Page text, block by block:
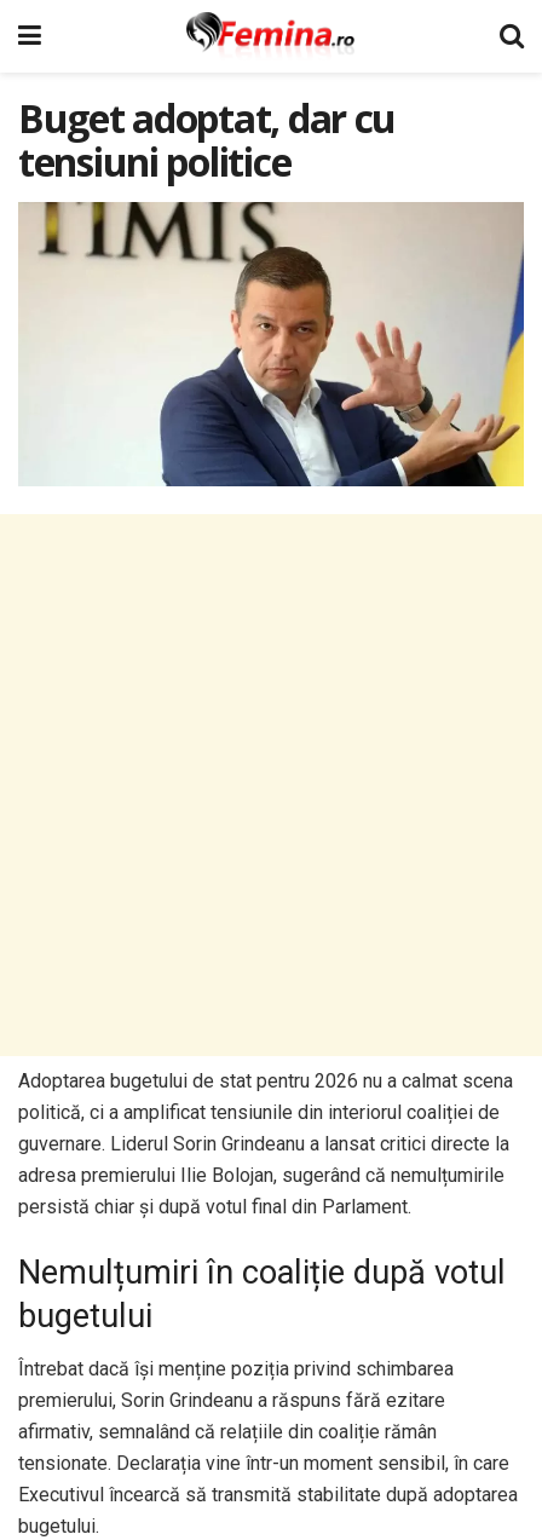
Buget adoptat, dar cu
tensiuni politice
Adoptarea bugetului de stat pentru 2026 nu a calmat scena
politică, ci a amplificat tensiunile din interiorul coaliției de
guvernare. Liderul Sorin Grindeanu a lansat critici directe la
adresa premierului Ilie Bolojan, sugerând că nemulțumirile
persistă chiar și după votul final din Parlament.
Nemulțumiri în coaliție după votul
bugetului
Întrebat dacă își menține poziția privind schimbarea
premierului, Sorin Grindeanu a răspuns fără ezitare
afirmativ, semnalând că relațiile din coaliție rămân
tensionate. Declarația vine într-un moment sensibil, în care
Executivul încearcă să transmită stabilitate după adoptarea
bugetului.